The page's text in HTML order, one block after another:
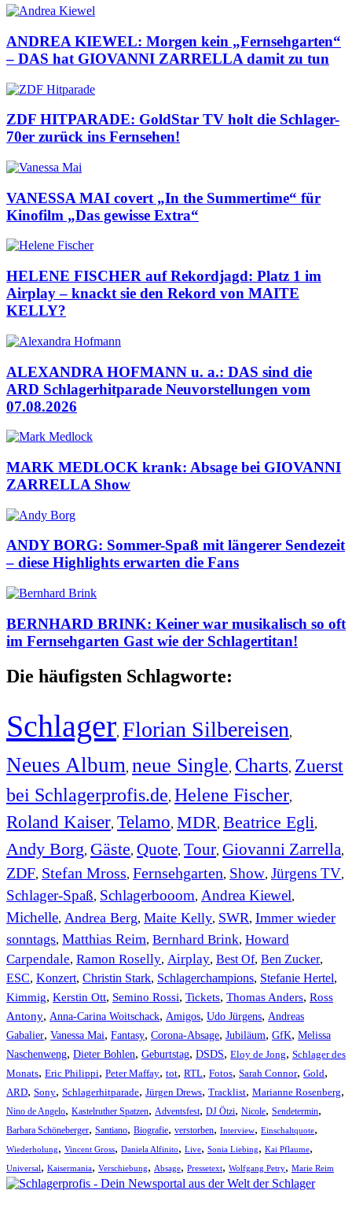
ANDREA KIEWEL: Morgen kein „Fernsehgarten“
– DAS hat GIOVANNI ZARRELLA damit zu tun
ZDF HITPARADE: GoldStar TV holt die Schlager-
70er zurück ins Fernsehen!
VANESSA MAI covert „In the Summertime“ für
Kinofilm „Das gewisse Extra“
HELENE FISCHER auf Rekordjagd: Platz 1 im
Airplay – knackt sie den Rekord von MAITE
KELLY?
ALEXANDRA HOFMANN u. a.: DAS sind die
ARD Schlagerhitparade Neuvorstellungen vom
07.08.2026
MARK MEDLOCK krank: Absage bei GIOVANNI
ZARRELLA Show
ANDY BORG: Sommer-Spaß mit längerer Sendezeit
– diese Highlights erwarten die Fans
BERNHARD BRINK: Keiner war musikalisch so oft
im Fernsehgarten Gast wie der Schlagertitan!
Die häufigsten Schlagworte:
Schlager, Florian Silbereisen,
Neues Album, neue Single, Charts, Zuerst
bei Schlagerprofis.de, Helene Fischer,
Roland Kaiser, Telamo, MDR, Beatrice Egli,
Andy Borg, Gäste, Quote, Tour, Giovanni Zarrella,
ZDF, Stefan Mross, Fernsehgarten, Show, Jürgens TV,
Schlager-Spaß, Schlagerbooom, Andrea Kiewel,
Michelle, Andrea Berg, Maite Kelly, SWR, Immer wieder
sonntags, Matthias Reim, Bernhard Brink, Howard
Carpendale, Ramon Roselly, Airplay, Best Of, Ben Zucker,
ESC, Konzert, Christin Stark, Schlagerchampions, Stefanie Hertel,
Kimmig, Kerstin Ott, Semino Rossi, Tickets, Thomas Anders, Ross
Antony, Anna-Carina Woitschack, Amigos, Udo Jürgens, Andreas
Gabalier, Vanessa Mai, Fantasy, Corona-Absage, Jubiläum, GfK, Melissa
Naschenweng, Dieter Bohlen, Geburtstag, DSDS, Eloy de Jong, Schlager des
Monats, Eric Philippi, Peter Maffay, tot, RTL, Fotos, Sarah Connor, Gold,
ARD, Sony, Schlagerhitparade, Jürgen Drews, Tracklist, Marianne Rosenberg,
Nino de Angelo, Kastelruther Spatzen, Adventsfest, DJ Ötzi, Nicole, Sendetermin,
Barbara Schöneberger, Santiano, Biografie, verstorben, Interview, Einschaltquote,
Wiederholung, Vincent Gross, Daniela Alfinito, Live, Sonia Liebing, Kai Pflaume,
Universal, Kaisermania, Verschiebung, Absage, Pressetext, Wolfgang Petry, Marie Reim